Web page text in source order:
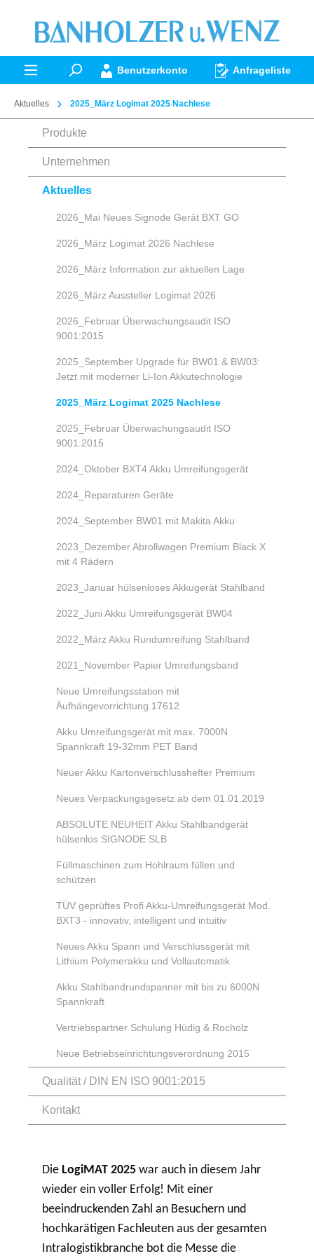
springen
Benutzerkonto Anfrageliste
Aktuelles 2025_März Logimat 2025 Nachlese
Produkte
Unternehmen
Aktuelles
2026_Mai Neues Signode Gerät BXT GO
2026_März Logimat 2026 Nachlese
2026_März Information zur aktuellen Lage
2026_März Aussteller Logimat 2026
2026_Februar Überwachungsaudit ISO
9001:2015
2025_September Upgrade für BW01 & BW03:
Jetzt mit moderner Li-Ion Akkutechnologie
2025_März Logimat 2025 Nachlese
2025_Februar Überwachungsaudit ISO
9001:2015
2024_Oktober BXT4 Akku Umreifungsgerät
2024_Reparaturen Geräte
2024_September BW01 mit Makita Akku
2023_Dezember Abrollwagen Premium Black X
mit 4 Rädern
2023_Januar hülsenloses Akkugerät Stahlband
2022_Juni Akku Umreifungsgerät BW04
2022_März Akku Rundumreifung Stahlband
2021_November Papier Umreifungsband
Neue Umreifungsstation mit
Äufhängevorrichtung 17612
Akku Umreifungsgerät mit max. 7000N
Spannkraft 19-32mm PET Band
Neuer Akku Kartonverschlusshefter Premium
Neues Verpackungsgesetz ab dem 01.01.2019
ABSOLUTE NEUHEIT Akku Stahlbandgerät
hülsenlos SIGNODE SLB
Füllmaschinen zum Hohlraum füllen und
schützen
TÜV geprüftes Profi Akku-Umreifungsgerät Mod.
BXT3 - innovativ, intelligent und intuitiv
Neues Akku Spann und Verschlussgerät mit
Lithium Polymerakku und Vollautomatik
Akku Stahlbandrundspanner mit bis zu 6000N
Spannkraft
Vertriebspartner Schulung Hüdig & Rocholz
Neue Betriebseinrichtungsverordnung 2015
Qualität / DIN EN ISO 9001:2015
Kontakt
Die LogiMAT 2025 war auch in diesem Jahr
wieder ein voller Erfolg! Mit einer
beeindruckenden Zahl an Besuchern und
hochkarätigen Fachleuten aus der gesamten
Intralogistikbranche bot die Messe die